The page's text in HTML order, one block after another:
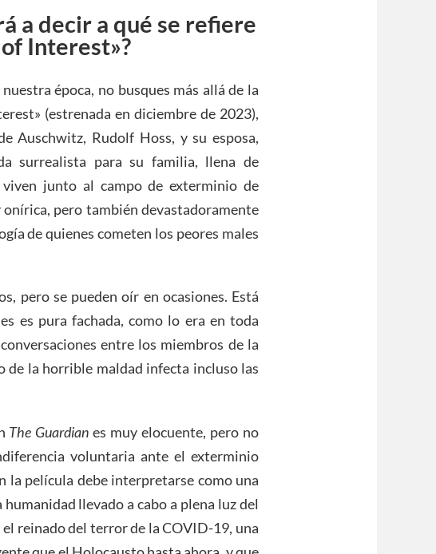
a decir a qué se refiere
Interest»?
época, no busques más allá de la
(estrenada en diciembre de 2023),
Auschwitz, Rudolf Hoss, y su esposa,
surrealista para su familia, llena de
junto al campo de exterminio de
pero también devastadoramente
de quienes cometen los peores males
pero se pueden oír en ocasiones. Está
es pura fachada, como lo era en toda
entre los miembros de la
de la horrible maldad infecta incluso las
The Guardian es muy elocuente, pero no
voluntaria ante el exterminio
la película debe interpretarse como una
llevado a cabo a plena luz del
reinado del terror de la COVID-19, una